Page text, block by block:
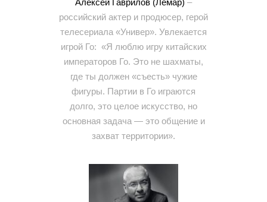
Алексей Гаврилов (Лемар) –
российский актер и продюсер, герой
телесериала «Универ». Увлекается
игрой Го: «Я люблю игру китайских
императоров Го. Это не шахматы,
где ты должен «съесть» чужие
фигуры. Партии в Го играются
долго, это целое искусство, но
основная задача — это общение и
захват территории».